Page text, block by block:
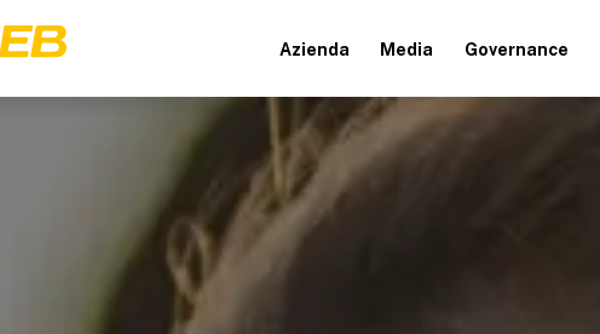
Azienda Media Governance